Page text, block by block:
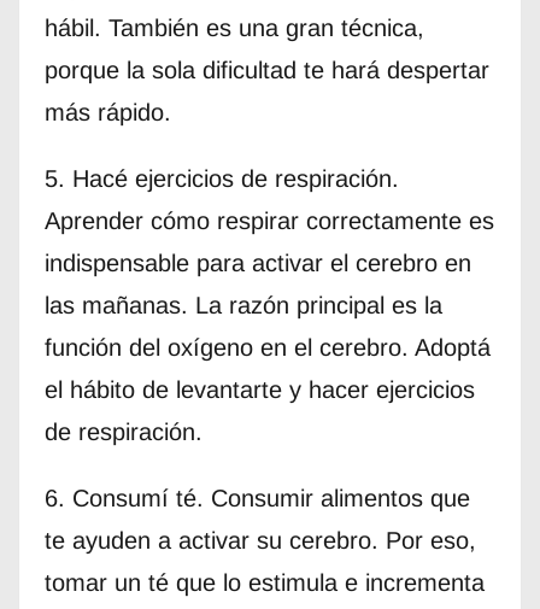
hábil. También es una gran técnica,
porque la sola dificultad te hará despertar
más rápido.
5. Hacé ejercicios de respiración.
Aprender cómo respirar correctamente es
indispensable para activar el cerebro en
las mañanas. La razón principal es la
función del oxígeno en el cerebro. Adoptá
el hábito de levantarte y hacer ejercicios
de respiración.
6. Consumí té. Consumir alimentos que
te ayuden a activar su cerebro. Por eso,
tomar un té que lo estimula e incrementa